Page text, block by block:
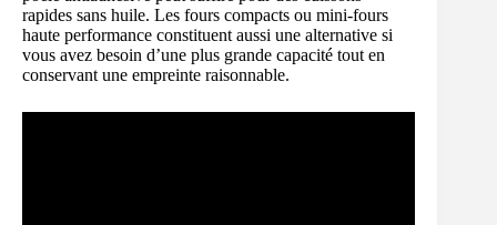
rapides sans huile. Les fours compacts ou mini-fours
haute performance constituent aussi une alternative si
vous avez besoin d’une plus grande capacité tout en
conservant une empreinte raisonnable.